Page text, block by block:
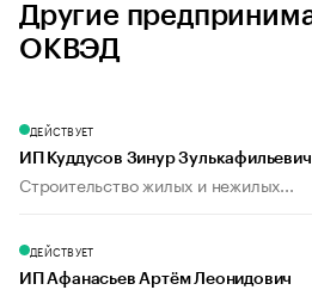
Другие
ОКВЭД
ДЕЙСТВУЕТ
ИП Куддусов Зинур Зулькафильевич
Строительство жилых и нежилых...
ДЕЙСТВУЕТ
ИП Афанасьев Артём Леонидович